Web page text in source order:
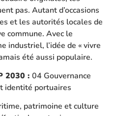
pas. Autant d’occasions
et les autorités locales de
commune. Avec le
industriel, l’idée de « vivre
été aussi populaire.
2030 : 04 Gouvernance
identité portuaires
patrimoine et culture